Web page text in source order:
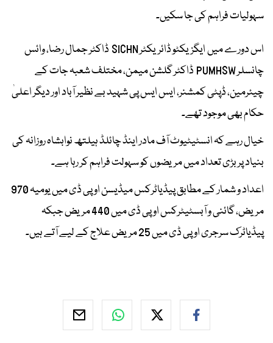
سہولیات فراہم کی جا سکیں۔
اس دورے میں ایگزیکٹو ڈائریکٹر SICHN ڈاکٹر جمال رضا، وائس
چانسلر PUMHSW ڈاکٹر گلشن میمن، مختلف شعبہ جات کے
چیئرمین، ڈپٹی کمشنر، ایس ایس پی شہید بے نظیر آباد اور دیگر اعلیٰ
حکام بھی موجود تھے۔
خیال رہے کہ انسٹیٹیوٹ آف مادر اینڈ چائلڈ ہیلتھ نوابشاہ روزانہ کی
بنیاد پر بڑی تعداد میں مریضوں کو سہولت فراہم کر رہا ہے۔
اعداد و شمار کے مطابق پیڈیاٹرکس میڈیسن او پی ڈی میں یومیہ 970
مریض، گائنی و آبسٹیٹرکس او پی ڈی میں 440 مریض جبکہ
پیڈیاٹرک سرجری او پی ڈی میں 25 مریض علاج کے لیے آتے ہیں۔